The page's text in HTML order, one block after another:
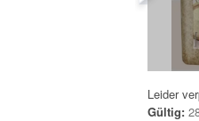
Leider
Gültig: